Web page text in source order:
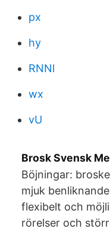
px
hy
RNNl
wx
vU
Brosk Svensk
Böjningar:
mjuk
flexibelt och
rörelser och